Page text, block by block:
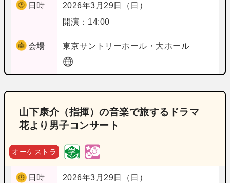
日時
2026年3月29日（日）
開演：14:00
会場 東京サントリーホール・大ホール
山下康介（指揮）の音楽で旅するドラマ
花より男子コンサート
オーケストラ
日時
2026年3月29日（日）